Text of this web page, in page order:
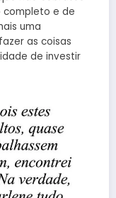
completo e de
uma
as coisas
de investir